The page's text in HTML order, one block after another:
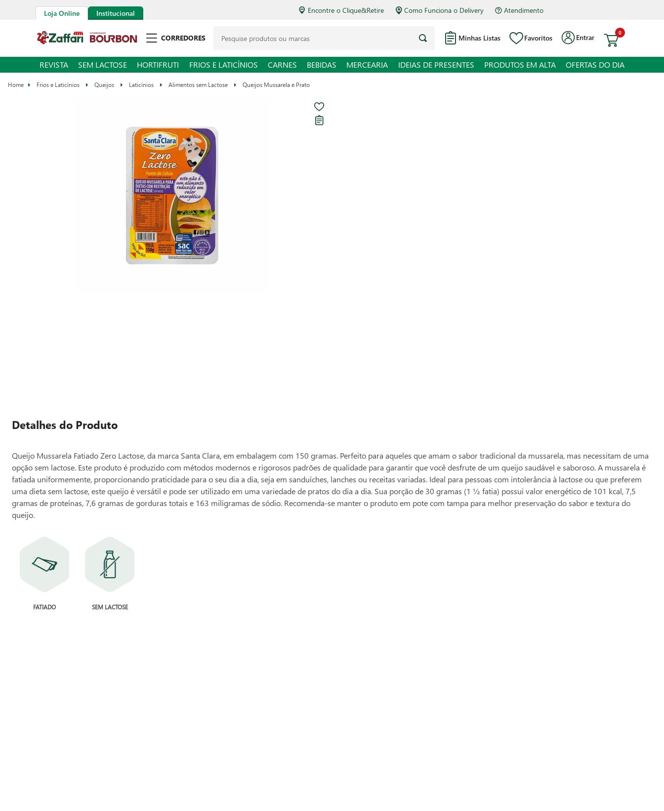
Loja Online Institucional Encontre o Clique&Retire Como Funciona o Delivery Atendimento Hipermercado Bourbon Assis Brasil
CORREDORES Minhas Listas Favoritos Entrar
0
REVISTA SEM LACTOSE HORTIFRUTI FRIOS E LATICÍNIOS CARNES BEBIDAS MERCEARIA IDEIAS DE PRESENTES PRODUTOS EM ALTA OFERTAS DO DIA